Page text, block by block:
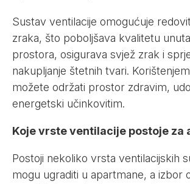
Sustav ventilacije omogućuje
zraka, što poboljšava kvalitetu
prostora, osigurava svjež zrak i
nakupljanje štetnih tvari.
možete održati prostor zdravim,
energetski učinkovitim.
Koje vrste ventilacije postoje za
Postoji nekoliko vrsta ventilacijskih
mogu ugraditi u apartmane, a izbor